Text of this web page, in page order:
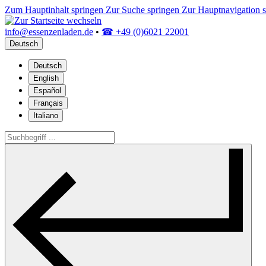
Zum Hauptinhalt springen Zur Suche springen Zur Hauptnavigation
info@essenzenladen.de • ☎ +49 (0)6021 22001
Deutsch
Deutsch
English
Español
Français
Italiano